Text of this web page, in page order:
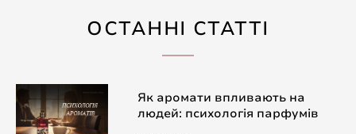
ОСТАННІ СТАТТІ
Як аромати впливають на
людей: психологія парфумів